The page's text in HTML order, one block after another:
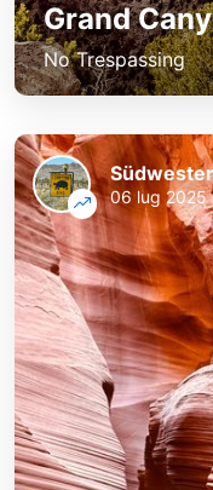
Grand
No Trespassing
06 lug 2025